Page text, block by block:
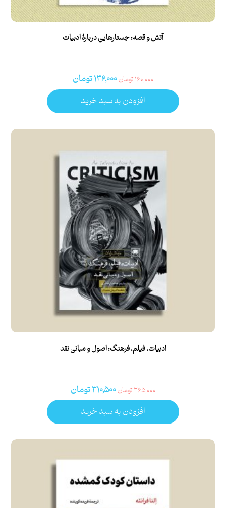
آتش و قصه: جستارهایی دربارۀ ادبیات
۱۶۰,۰۰۰تومان۱۳۶,۰۰۰تومان
افزودن به سبد خرید
ادبیات، فیلم، فرهنگ: اصول و مبانی نقد
۳۶۵,۰۰۰تومان۳۱۰,۵۰۰تومان
افزودن به سبد خرید